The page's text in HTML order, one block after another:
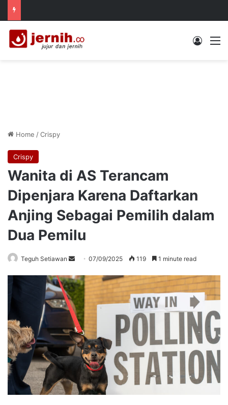
Log In
Home /Crispy
Crispy
Wanita di AS Terancam
Dipenjara Karena Daftarkan
Anjing Sebagai Pemilih dalam
Dua Pemilu
Teguh Setiawan
Send
email
07/09/2025 119 1 minute read